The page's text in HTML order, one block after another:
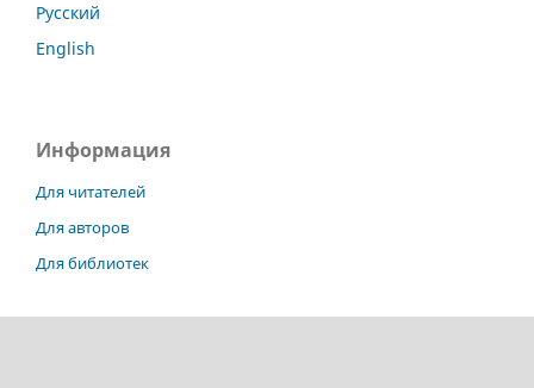
Русский
English
Информация
Для читателей
Для авторов
Для библиотек